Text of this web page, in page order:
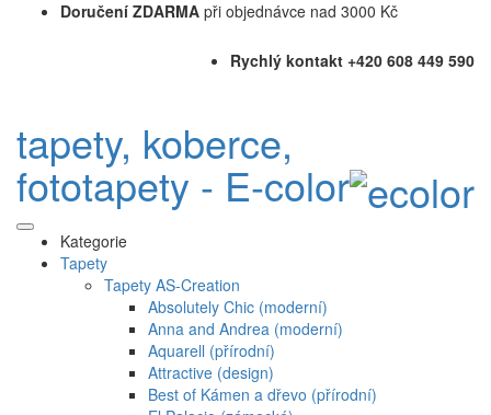
Doručení ZDARMA při objednávce nad 3000 Kč
Rychlý kontakt +420 608 449 590
tapety, koberce,
fototapety - E-color
Kategorie
Tapety
Tapety AS-Creation
Absolutely Chic (moderní)
Anna and Andrea (moderní)
Aquarell (přírodní)
Attractive (design)
Best of Kámen a dřevo (přírodní)